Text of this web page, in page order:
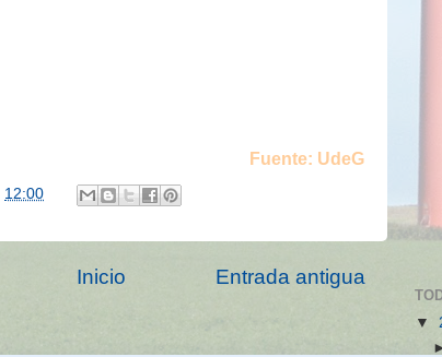
Fuente: UdeG
12:00
Entrada antigua
Inicio
▼